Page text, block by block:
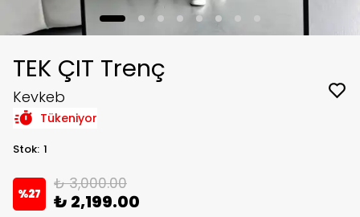
TEK ÇIT Trenç
Kevkeb
Tükeniyor
Stok: 1
%27
₺ 3,000.00
₺ 2,199.00